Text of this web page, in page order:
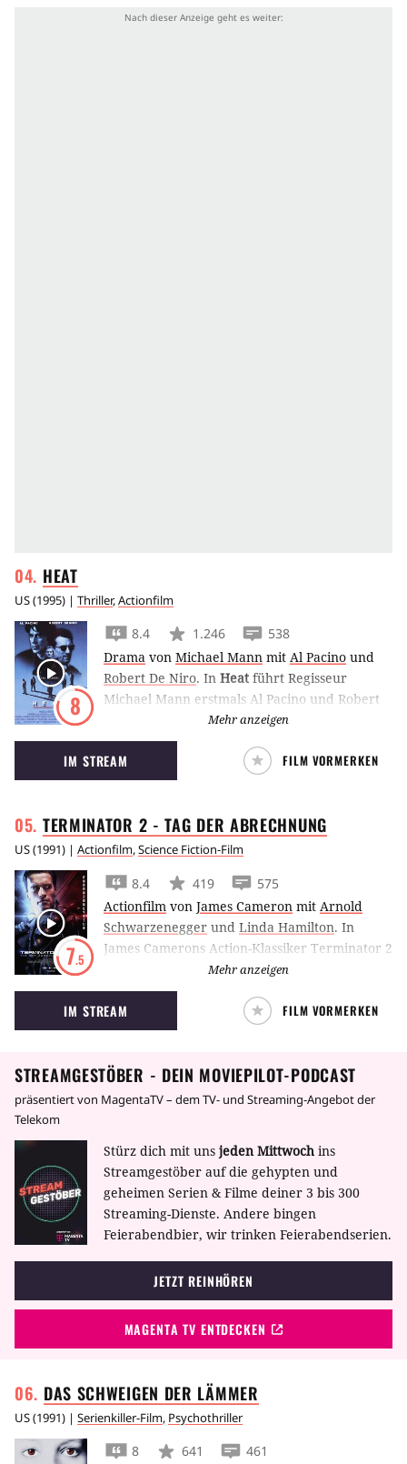
HEAT
US(1995) | Thriller,Actionfilm
8
8.4 1.246
538
Drama von Michael Mann mit Al Pacino und
Robert De Niro. In Heat führt Regisseur
Michael Mann erstmals Al Pacino und Robert
De Niro vor der Kamera zusammen. Beide
sind absolute Profis in ihren Jobs. Sie stehen
nur auf verschiedenen Seiten des Gesetzes.
Mehr anzeigen
IM STREAM FILM VORMERKEN
TERMINATOR 2 - TAG DER ABRECHNUNG
US(1991) | Actionfilm,Science Fiction-Film
7.5
8.4 419
575
Actionfilm von James Cameron mit Arnold
Schwarzenegger und Linda Hamilton. In
James Camerons Action-Klassiker Terminator 2
kehrt Arnold Schwarzenegger als
Kampfmaschine aus der Zukunft zurück, um
einen Jungen vor seinem Modellnachfolger zu
beschützen.
Mehr anzeigen
IM STREAM FILM VORMERKEN
STREAMGESTÖBER - DEIN MOVIEPILOT-PODCAST
präsentiert von MagentaTV – dem TV- und Streaming-Angebot der
Telekom
Stürz dich mit uns jeden Mittwoch ins
Streamgestöber auf die gehypten und
geheimen Serien & Filme deiner 3 bis 300
Streaming-Dienste. Andere bingen
Feierabendbier, wir trinken Feierabendserien.
JETZT REINHÖREN
MAGENTA TV ENTDECKEN
DAS SCHWEIGEN DER LÄMMER
US(1991) | Serienkiller-Film, Psychothriller
8 641 461